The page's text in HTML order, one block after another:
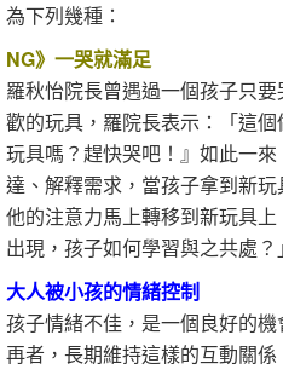
為下列幾種：
NG》一哭就滿足
羅秋怡院長曾遇過一個孩子只
歡的玩具，羅院長表示：「這
玩具嗎？趕快哭吧！』如此一
達、解釋需求，當孩子拿到新
他的注意力馬上轉移到新玩具
出現，孩子如何學習與之共處？」
大人被小孩的情緒控制
孩子情緒不佳，是一個良好的機
再者，長期維持這樣的互動關